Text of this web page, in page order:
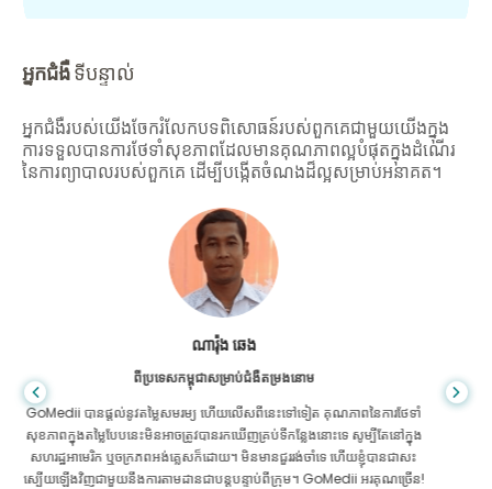
អ្នកជំងឺទីបន្ទាល់
អ្នកជំងឺរបស់យើងចែករំលែកបទពិសោធន៍របស់ពួកគេជាមួយយើងក្នុង
ការទទួលបានការថែទាំសុខភាពដែលមានគុណភាពល្អបំផុតក្នុងដំណើរ
នៃការព្យាបាលរបស់ពួកគេ ដើម្បីបង្កើតចំណងដ៏ល្អសម្រាប់អនាគត។
សានដាដាស
ពីបង់ក្លាដែសសម្រាប់ជំងឺក្រពះពោះវៀន
ខ្ញុំបានថ្លែងអំណរគុណដល់កូនប្រុសរបស់ខ្ញុំ និងក្រុមដ៏អស្ចារ្យរបស់ GoMedii ដែល
បានជួយខ្ញុំក្នុងការធ្វើដំណើររបស់ខ្ញុំពីបង់ក្លាដែសទៅកាន់ប្រទេសឥណ្ឌាដើម្បីទទួលការ
ព្យាបាល។ យើងបានធ្វើការជ្រើសរើសត្រឹមត្រូវក្នុងការជ្រើសរើស GoMedii ។ ពួកគេ
សូម្បីតែបន្ទាប់ពីការព្យាបាលរក្សាទំនាក់ទំនងដ៏ល្អជាមួយយើង